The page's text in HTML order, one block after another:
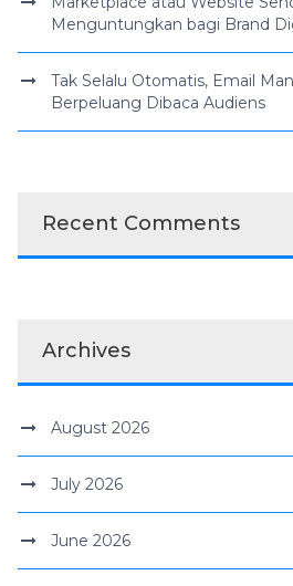
Menguntungkan bagi Brand
Tak Selalu Otomatis, Email
Berpeluang Dibaca Audiens
Recent Comments
Archives
August 2026
July 2026
June 2026